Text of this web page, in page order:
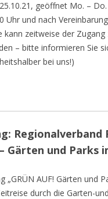
geöffnet Mo. –
Uhr und nach
kann zeitweise der Zugang
– bitte informieren Sie
bei uns!)
Regionalverband
Gärten und Parks
„GRÜN AUF! Gärten und
durch die Garten-